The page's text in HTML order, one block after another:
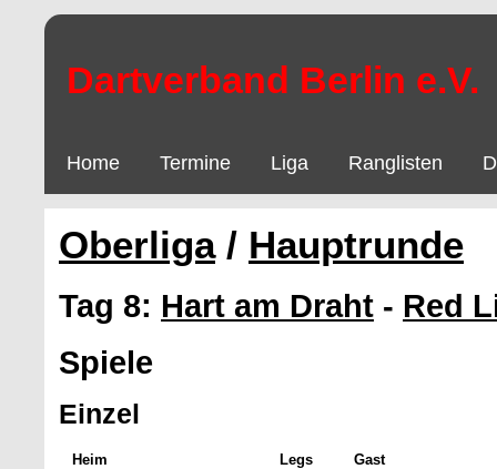
Dartverband Berlin e.V.
Home Termine Liga Ranglisten
Oberliga/ Hauptrunde
Tag 8: Hart am Draht - Red
Spiele
Einzel
Heim Legs
Gast